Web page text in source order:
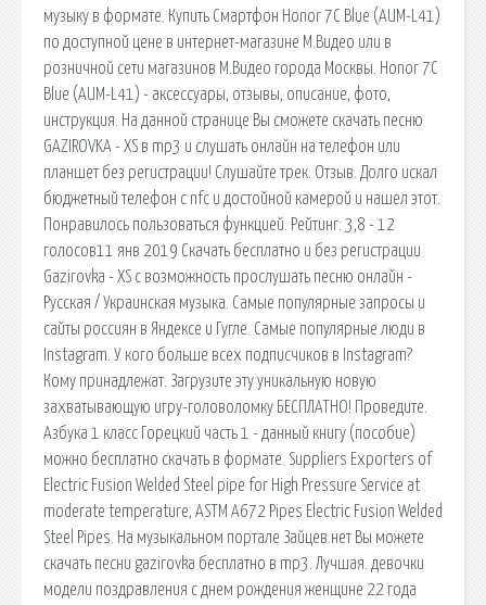
музыку в формате. Купить Смартфон Honor 7C Blue (AUM-L41)
по доступной цене в интернет-магазине М.Видео или в
розничной сети магазинов М.Видео города Москвы. Honor 7C
Blue (AUM-L41) - аксессуары, отзывы, описание, фото,
инструкция. На данной странице Вы сможете скачать песню
GAZIROVKA - XS в mp3 и слушать онлайн на телефон или
планшет без регистрации! Слушайте трек. Отзыв. Долго искал
бюджетный телефон с nfc и достойной камерой и нашел этот.
Понравилось пользоваться функцией. Рейтинг: 3,8 - 12
голосов11 янв 2019 Скачать бесплатно и без регистрации
Gazirovka - XS с возможность прослушать песню онлайн -
Русская / Украинская музыка. Самые популярные запросы и
сайты россиян в Яндексе и Гугле. Самые популярные люди в
Instagram. У кого больше всех подписчиков в Instagram?
Кому принадлежат. Загрузите эту уникальную новую
захватывающую игру-головоломку БЕСПЛАТНО! Проведите.
Азбука 1 класс Горецкий часть 1 - данный книгу (пособие)
можно бесплатно скачать в формате. Suppliers Exporters of
Electric Fusion Welded Steel pipe for High Pressure Service at
moderate temperature, ASTM A672 Pipes Electric Fusion Welded
Steel Pipes. На музыкальном портале Зайцев.нет Вы можете
скачать песни gazirovka бесплатно в mp3. Лучшая. девочки
модели поздравления с днем рождения женщине 22 года